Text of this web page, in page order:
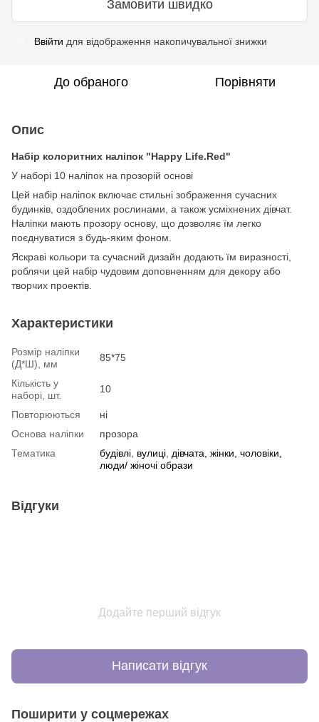
Замовити швидко
Ввійти для відображення накопичувальної знижки
До обраного Порівняти
Опис
Набір колоритних наліпок "Happy Life.Red"
У наборі 10 наліпок на прозорій основі
Цей набір наліпок включає стильні зображення сучасних
будинків, оздоблених рослинами, а також усміхнених дівчат.
Наліпки мають прозору основу, що дозволяє їм легко
поєднуватися з будь-яким фоном.
Яскраві кольори та сучасний дизайн додають їм виразності,
роблячи цей набір чудовим доповненням для декору або
творчих проектів.
Характеристики
Розмір наліпки
(Д*Ш), мм
85*75
Кількість у
наборі, шт.
10
Повторюються
ні
Основа наліпки
прозора
Тематика
будівлі вулиці дівчата, жінки, чоловіки,
люди/ жіночі образи
Відгуки
Додайте перший відгук
Написати відгук
Поширити у соцмережах